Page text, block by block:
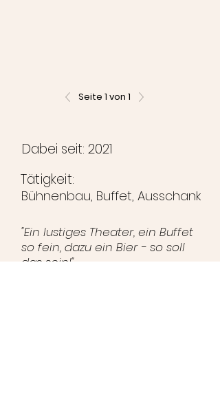
Seite 1 von 1
Dabei seit: 2021
Tätigkeit:
Bühnenbau, Buffet, Ausschank
"Ein lustiges Theater, ein Buffet
so fein, dazu ein Bier - so soll
das sein!"